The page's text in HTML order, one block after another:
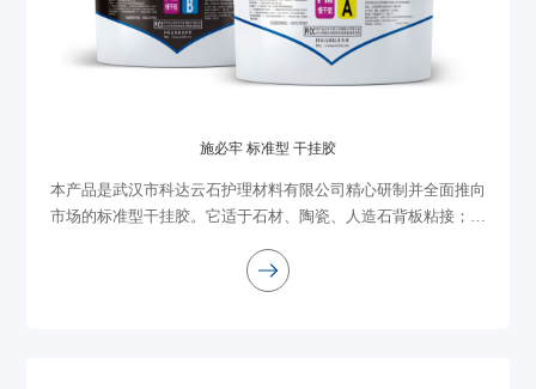
施必牢 标准型 干挂胶
本产品是武汉市科达云石护理材料有限公司精心研制并全面推向
市场的标准型干挂胶。它适于石材、陶瓷、人造石背板粘接；颜